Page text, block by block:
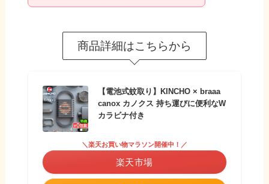
商品詳細はこちらから
【電池式蚊取り】KINCHO × braaa
canox カノクス 持ち運びに便利なW
カラビナ付き
＼楽天お買い物マラソン開催中！／
楽天市場